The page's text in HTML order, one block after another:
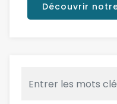
Découvrir